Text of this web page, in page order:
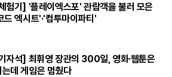
험기] '플레이엑스포' 관람객을 불러 모은
드 엑시트'·'컴투마이파티'
자석] 최휘영 장관의 300일, 영화·웹툰은
는데 게임은 멈췄다